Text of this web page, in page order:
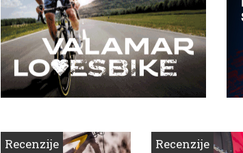
Recenzije Recenzije